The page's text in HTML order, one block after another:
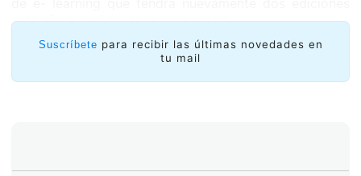
este año a pedido de la comunidad.
La primera edición comenzará el 22 de marzo y se
extenderá hasta el 3 de mayo, para que los
participantes puedan completar los seis módulos que
Suscríbete para recibir las últimas novedades en
tu mail